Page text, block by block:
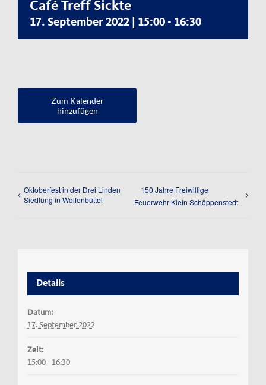
Neuigkeiten
Der Bormann-Bulli
Datenschutzerklärung
Café Treff Sickte
17. September 2022 | 15:00 - 16:30
Zum Kalender
hinzufügen
Oktoberfest in der Drei Linden
Siedlung in Wolfenbüttel
150 Jahre Freiwillige
Feuerwehr Klein Schöppenstedt
Details
Datum:
17. September 2022
Zeit:
15:00 - 16:30